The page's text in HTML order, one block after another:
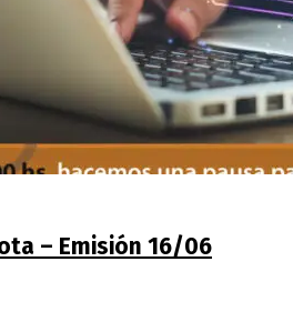
– Emisión 16/06